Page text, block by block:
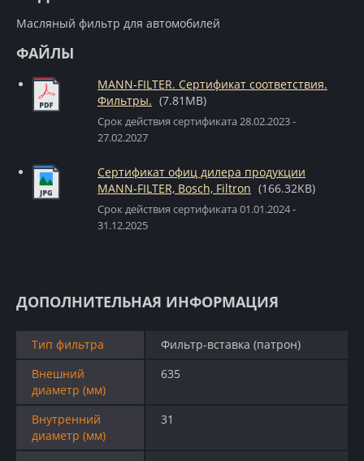
Масляный фильтр для автомобилей
ФАЙЛЫ
MANN-FILTER. Сертификат соответствия.
Фильтры. (7.81MB)
Срок действия сертификата 28.02.2023 -
27.02.2027
Сертификат офиц дилера продукции
MANN-FILTER, Bosch, Filtron (166.32KB)
Срок действия сертификата 01.01.2024 -
31.12.2025
ДОПОЛНИТЕЛЬНАЯ ИНФОРМАЦИЯ
Тип фильтра
Фильтр-вставка (патрон)
Внешний
диаметр (мм)
635
Внутренний
диаметр (мм)
31